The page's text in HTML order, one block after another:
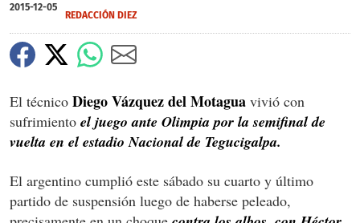
2015-12-05
REDACCIÓN DIEZ
El técnico Diego Vázquez del Motagua vivió con
sufrimiento el juego ante Olimpia por la semifinal de
vuelta en el estadio Nacional de Tegucigalpa.
El argentino cumplió este sábado su cuarto y último
partido de suspensión luego de haberse peleado,